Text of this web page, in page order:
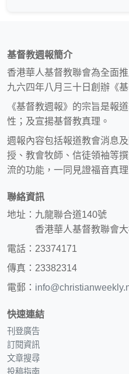
基督教週報簡介
香港華人基督教聯會為全面
九六四年八月三十日創辦《
《基督教週報》的宗旨是報
性；及宣揚基督教真理。
週報內容包括報道教會消息
授、教會牧師、信徒領袖等
流的功能，一同見證福音真理
聯絡資訊
地址：九龍聯合道140號
香港華人基督教聯會大
電話：23374171
傳真：23382314
電郵：
快速連結
刊登廣告
訂閱資訊
文章搜尋
投稿指南